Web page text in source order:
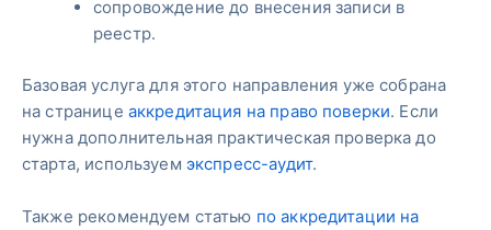
сопровождение до внесения записи в
реестр.
Базовая услуга для этого направления уже собрана
на странице аккредитация на право поверки. Если
нужна дополнительная практическая проверка до
старта, используем экспресс-аудит.
Также рекомендуем статью по аккредитации на